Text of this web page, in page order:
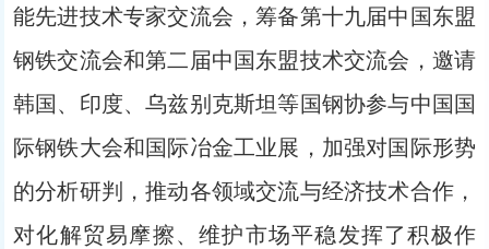
能先进技术专家交流会，筹备第十九届中国东盟
钢铁交流会和第二届中国东盟技术交流会，邀请
韩国、印度、乌兹别克斯坦等国钢协参与中国国
际钢铁大会和国际冶金工业展，加强对国际形势
的分析研判，推动各领域交流与经济技术合作，
对化解贸易摩擦、维护市场平稳发挥了积极作